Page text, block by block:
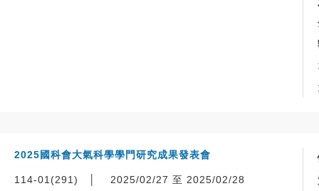
2025國科會大氣科學學門研究成果發表會
114-01(291) 2025/02/27 至 2025/02/28